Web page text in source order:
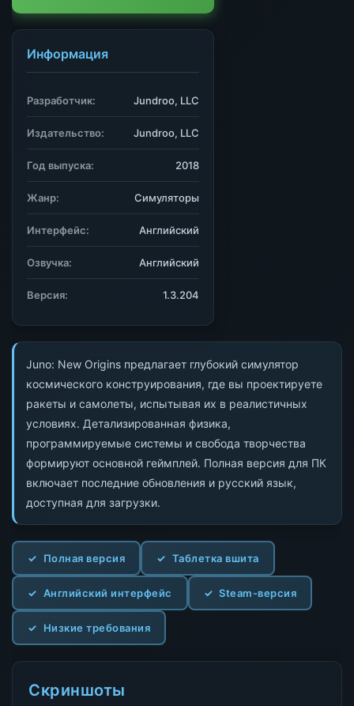
Juno: New Origins предлагает глубокий симулятор
космического конструирования, где вы проектируете
ракеты и самолеты, испытывая их в реалистичных
условиях. Детализированная физика,
программируемые системы и свобода творчества
формируют основной геймплей. Полная версия для ПК
включает последние обновления и русский язык,
доступная для загрузки.
Полная версия Таблетка вшита
Английский интерфейс Steam-версия
Низкие требования
Скриншоты
Информация
Разработчик: Jundroo, LLC
Издательство: Jundroo, LLC
Год выпуска: 2018
Жанр: Симуляторы
Интерфейс: Английский
Озвучка: Английский
Версия: 1.3.204